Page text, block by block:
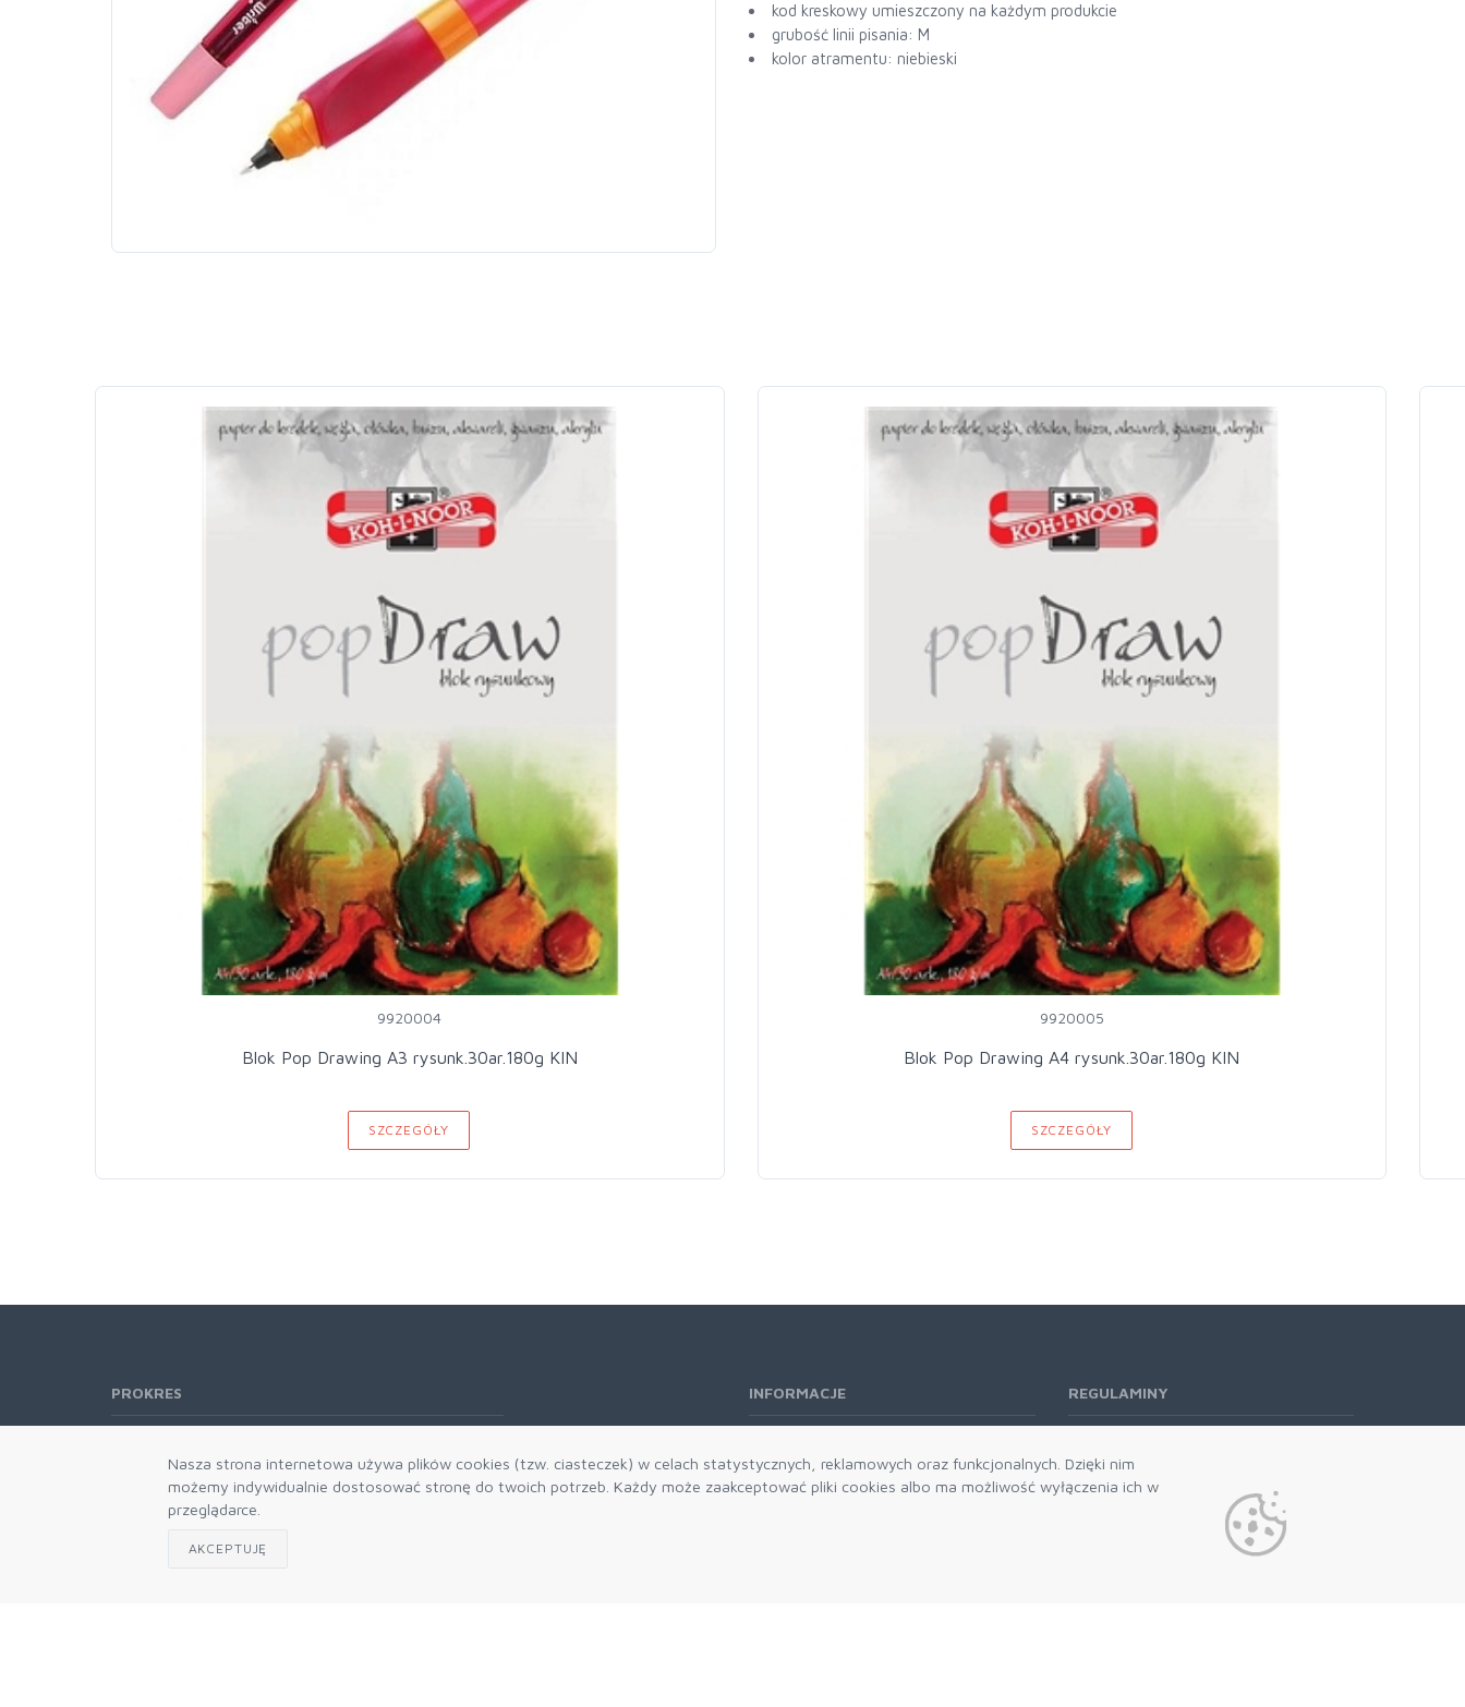
Nasza strona internetowa używa plików cookies (tzw. ciasteczek) w celach statystycznych, reklamowych oraz funkcjonalnych. Dzięki nim
możemy indywidualnie dostosować stronę do twoich potrzeb. Każdy może zaakceptować pliki cookies albo ma możliwość wyłączenia ich w
przeglądarce.
AKCEPTUJĘ
kod kreskowy umieszczony na każdym produkcie
grubość linii pisania: M
kolor atramentu: niebieski
9920004
Blok Pop Drawing A3 rysunk.30ar.180g KIN
SZCZEGÓŁY
9920005
Blok Pop Drawing A4 rysunk.30ar.180g KIN
SZCZEGÓŁY
PROKRES
61 866-92-98
666-021-660
Dział handlowy email: prokres@prokres.pl
INFORMACJE
Kontakt
REGULAMINY